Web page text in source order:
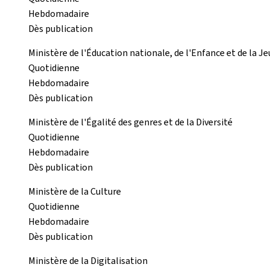
Hebdomadaire
Dès publication
Ministère de l'Éducation nationale, de l'Enfance et de la
Quotidienne
Hebdomadaire
Dès publication
Ministère de l'Égalité des genres et de la Diversité
Quotidienne
Hebdomadaire
Dès publication
Ministère de la Culture
Quotidienne
Hebdomadaire
Dès publication
Ministère de la Digitalisation